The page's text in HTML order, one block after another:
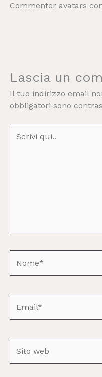
Commenter avatars
Lascia un
Il tuo indirizzo email
obbligatori sono
qui..
web